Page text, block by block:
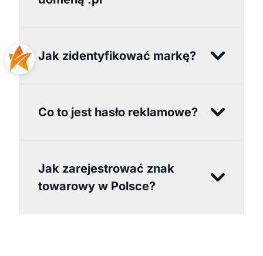
Jak zidentyfikować markę?
Co to jest hasło reklamowe?
Jak zarejestrować znak
towarowy w Polsce?